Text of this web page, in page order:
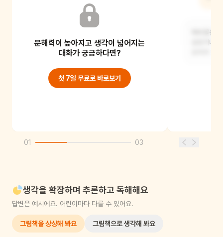
항상 가까이에 두고 싶었을 거예요.
그래서 밖에 있는
문해력이 높아지고 생각이 넓어지는
대화가 궁금하다면?
첫 7일 무료로 바로보기
제비꽃은
싶었거나,
보여주고
01 03
생각을 확장하며 추론하고 독해해요
답변은 예시에요. 어린이마다 다를 수 있어요.
그림책을 상상해 봐요 그림책으로 생각해 봐요